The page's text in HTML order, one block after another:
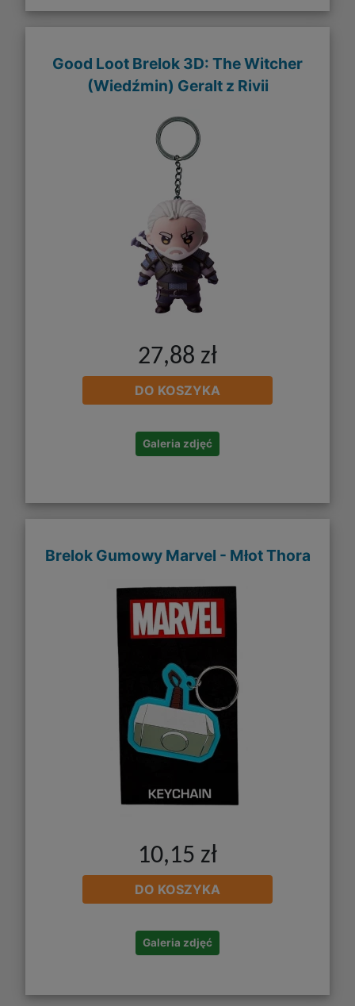
Good Loot Brelok 3D: The Witcher
(Wiedźmin) Geralt z Rivii
27,88 zł
DO KOSZYKA
Galeria zdjęć
Brelok Gumowy Marvel - Młot Thora
10,15 zł
DO KOSZYKA
Galeria zdjęć